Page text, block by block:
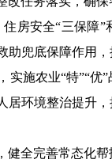
房安全“三保障
兜底保障作用
施农业“特”“
环境整治提升
全完善常态化